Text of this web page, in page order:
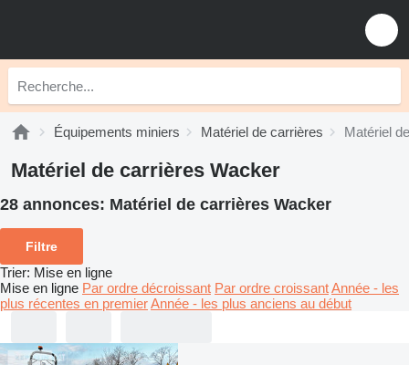
Équipements miniers Matériel de carrières Matériel
Matériel de carrières Wacker
28 annonces: Matériel de carrières Wacker
Filtre
Trier: Mise en ligne
Mise en ligne Par ordre décroissant Par ordre croissantAnnée - les
plus récentes en premierAnnée - les plus anciens au début